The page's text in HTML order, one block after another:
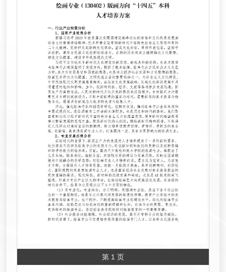
第 1 页